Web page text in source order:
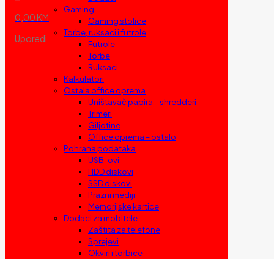
0,00 KM
Uporedi
Gaming
Gaming stolice
Torbe, ruksaci i futrole
Futrole
Torbe
Ruksaci
Kalkulatori
Ostala office oprema
Uništavač papira – shredderi
Trimeri
Giljotine
Office oprema – ostalo
Pohrana podataka
USB-ovi
HDD diskovi
SSD diskovi
Prazni mediji
Memorijske kartice
Dodaci za mobitele
Zaštita za telefone
Sprejevi
Okviri i torbice